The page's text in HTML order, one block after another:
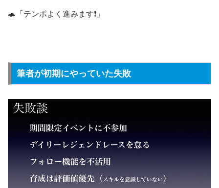
🐢「テンポよく進みます❗️」
筆者が初期にやっていた失敗